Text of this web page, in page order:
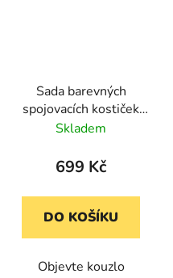
Sada barevných
spojovacích kostiček
MathLink® Cubes 100
Skladem
699 Kč
DO KOŠÍKU
Objevte kouzlo